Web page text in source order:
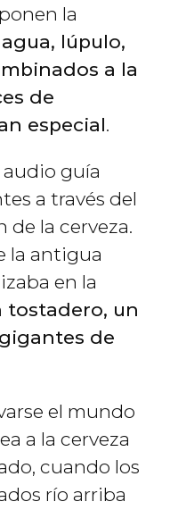
la
agua, lúpulo,
a la
de
especial.
guía
a través del
de la cerveza.
la antigua
en la
tostadero, un
de
el mundo
a la cerveza
cuando los
río arriba